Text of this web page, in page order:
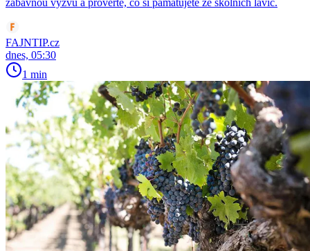
zábavnou výzvu a prověřte, co si pamatujete ze školních lavic.
FAJNTIP.cz
dnes, 05:30
1 min